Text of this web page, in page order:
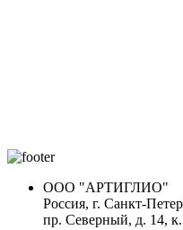
ООО "АРТИГЛИО"
Россия, г. Санкт-
пр. Северный, д. 14,